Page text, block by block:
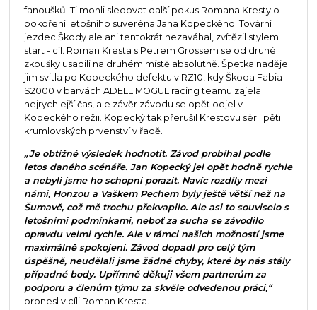
fanoušků. Ti mohli sledovat další pokus Romana Kresty o
pokoření letošního suveréna Jana Kopeckého. Tovární
jezdec Škody ale ani tentokrát nezaváhal, zvítězil stylem
start - cíl. Roman Kresta s Petrem Grossem se od druhé
zkoušky usadili na druhém místě absolutně. Špetka naděje
jim svitla po Kopeckého defektu v RZ10, kdy Škoda Fabia
S2000 v barvách ADELL MOGUL racing teamu zajela
nejrychlejší čas, ale závěr závodu se opět odjel v
Kopeckého režii. Kopecký tak přerušil Krestovu sérii pěti
krumlovských prvenství v řadě.
„Je obtížné výsledek hodnotit. Závod probíhal podle
letos daného scénáře. Jan Kopecký jel opět hodně rychle
a nebyli jsme ho schopni porazit. Navíc rozdíly mezi
námi, Honzou a Vaškem Pechem byly ještě větší než na
Šumavě, což mě trochu překvapilo. Ale asi to souviselo s
letošními podmínkami, neboť za sucha se závodilo
opravdu velmi rychle. Ale v rámci našich možností jsme
maximálně spokojeni. Závod dopadl pro celý tým
úspěšně, neudělali jsme žádné chyby, které by nás stály
případné body. Upřímně děkuji všem partnerům za
podporu a členům týmu za skvěle odvedenou práci,“
pronesl v cíli Roman Kresta.